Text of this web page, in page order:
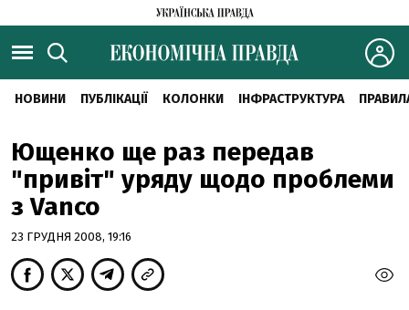
НОВИНИ ПУБЛІКАЦІЇ КОЛОНКИ ІНФРАСТРУКТУРА
Ющенко ще раз передав
"привіт" уряду щодо проблеми
з Vanco
23 ГРУДНЯ 2008, 19:16